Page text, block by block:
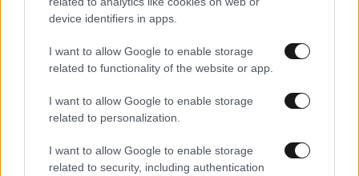
device identifiers in apps.
I want to allow Google to enable storage
related to functionality of the website or app.
I want to allow Google to enable storage
related to personalization.
I want to allow Google to enable storage
related to security, including authentication
για το τέλειο, εξατομικευμένο
Με τη SEAJETS, η Αμοργός
απόδραση των Κυκλάδων